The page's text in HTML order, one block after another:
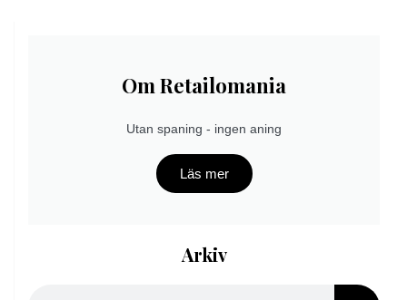
Om Retailomania
Utan spaning - ingen aning
Läs mer
Arkiv